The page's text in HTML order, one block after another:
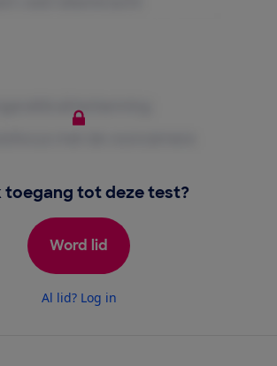
toegang tot deze test?
Word lid
Al lid? Log in